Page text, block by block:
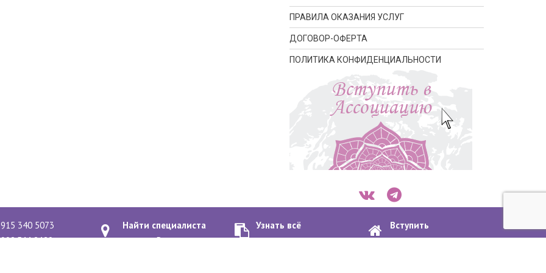
ПРАВИЛА ОКАЗАНИЯ УСЛУГ
ДОГОВОР-ОФЕРТА
ПОЛИТИКА КОНФИДЕНЦИАЛЬНОСТИ
340 5073
544 3420
Найти специалиста
рядом с Вами
Узнать всё
о капсулировании
Вступить
в ассоциацию